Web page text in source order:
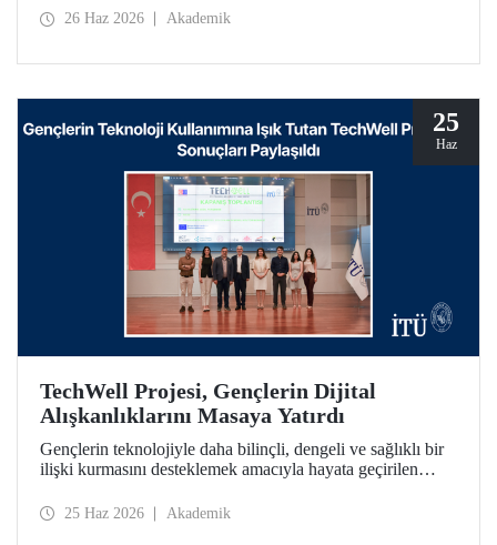
Merkezi’nde düzenlendi.
26 Haz 2026 Akademik
25
Haz
TechWell Projesi, Gençlerin Dijital
Alışkanlıklarını Masaya Yatırdı
Gençlerin teknolojiyle daha bilinçli, dengeli ve sağlıklı bir
ilişki kurmasını desteklemek amacıyla hayata geçirilen
Erasmus+ Projesinin kapanış etkinliği İTÜ’de düzenlendi.
25 Haz 2026 Akademik